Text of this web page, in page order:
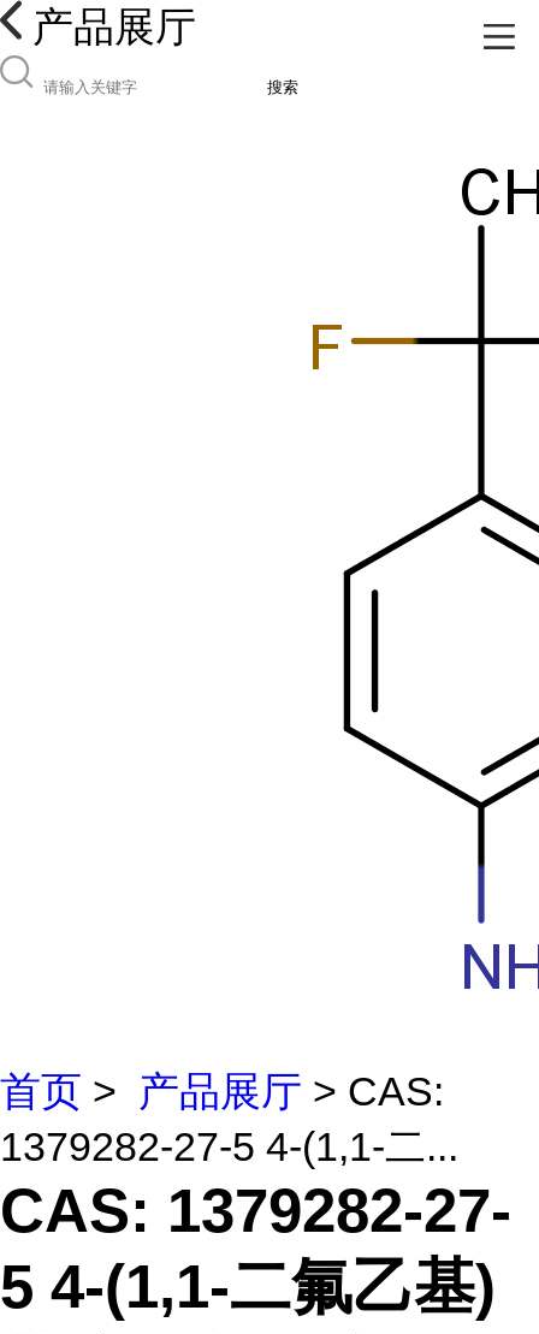
产品展厅
搜索
首页 > 产品展厅 > CAS:
1379282-27-5 4-(1,1-二...
CAS: 1379282-27-
5 4-(1,1-二氟乙基)